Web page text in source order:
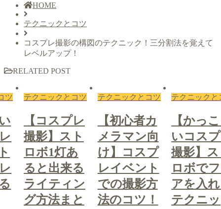
HOME
テクニックとコツ
コスプレ撮影の構図のテクニック！三分割法を覚えて
レベルアップ！
RELATED POST
ツ テクニックとコツ
【初心者カ
メラマン向
け】コスプ
レイベント
での撮影方
法のコツ！
テクニックとコツ
【かっこい
いコスプレ
撮影】スト
ロボでフレ
アを入れる
テクニッ
テクニックと
【コス
撮影】
ロボ1灯
ると出
ライテ
グ方法